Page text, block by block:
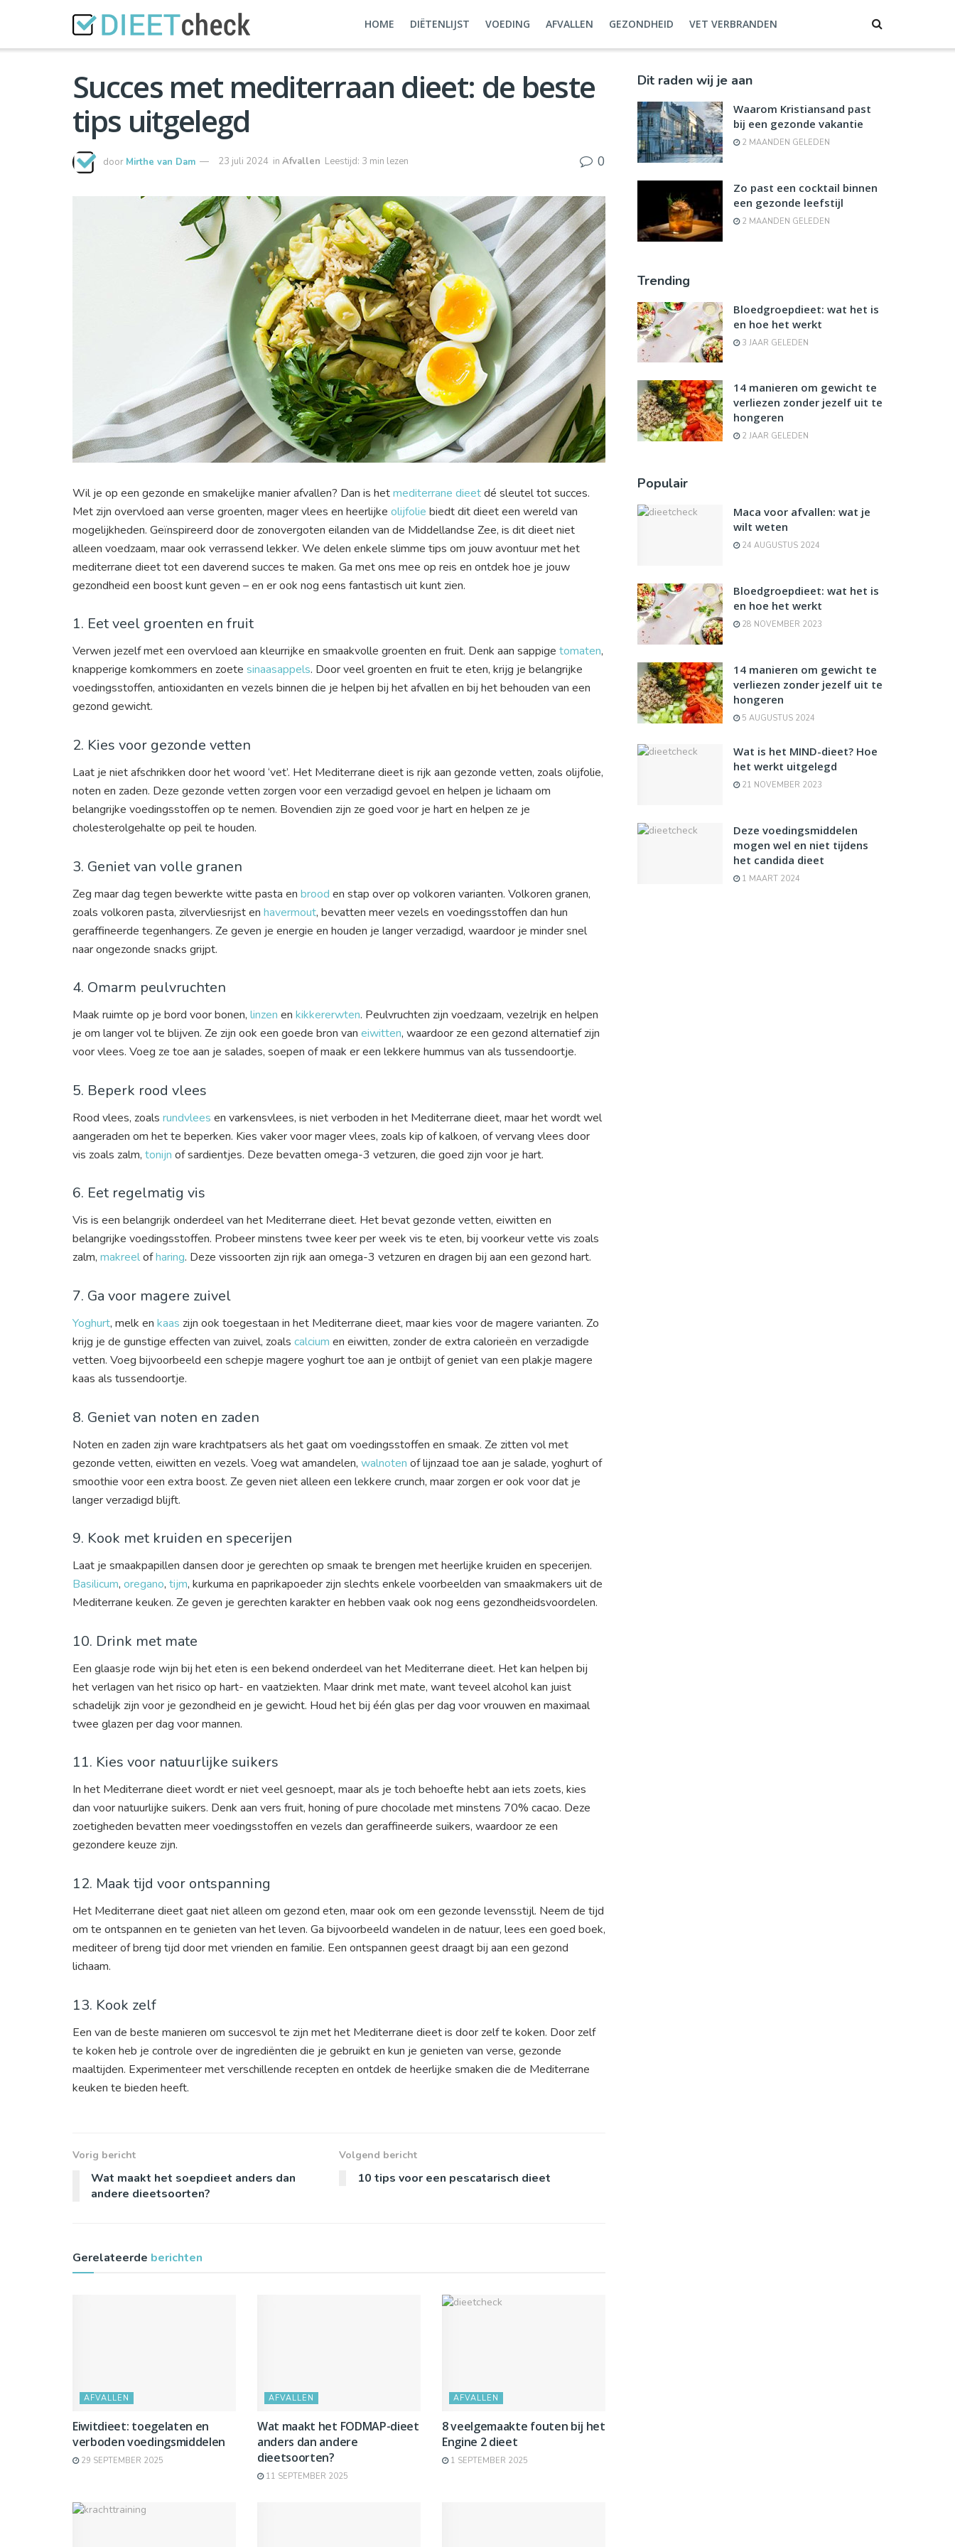
HOME DIËTENLIJST VOEDING AFVALLEN GEZONDHEID VET VERBRANDEN
Succes met mediterraan dieet: de beste
tips uitgelegd
door Mirthe van Dam 23 juli 2024 in Afvallen Leestijd: 3 min lezen 0
Wil je op een gezonde en smakelijke manier afvallen? Dan is hetmediterrane dieetdé sleutel tot succes.
Met zijn overvloed aan verse groenten, mager vlees en heerlijke olijfolie biedt dit dieet een wereld van
mogelijkheden. Geïnspireerd door de zonovergoten eilanden van de Middellandse Zee, is dit dieet niet
alleen voedzaam, maar ook verrassend lekker. We delen enkele slimme tips om jouw avontuur met het
mediterrane dieet tot een daverend succes te maken. Ga met ons mee op reis en ontdek hoe je jouw
gezondheid een boost kunt geven – en er ook nog eens fantastisch uit kunt zien.
1. Eet veel groenten en fruit
Verwen jezelf met een overvloed aan kleurrijke en smaakvolle groenten en fruit. Denk aan sappige tomaten,
knapperige komkommers en zoete sinaasappels. Door veel groenten en fruit te eten, krijg je belangrijke
voedingsstoffen, antioxidanten en vezels binnen die je helpen bij het afvallen en bij het behouden van een
gezond gewicht.
2. Kies voor gezonde vetten
Laat je niet afschrikken door het woord ‘vet’. Het Mediterrane dieet is rijk aan gezonde vetten, zoals olijfolie,
noten en zaden. Deze gezonde vetten zorgen voor een verzadigd gevoel en helpen je lichaam om
belangrijke voedingsstoffen op te nemen. Bovendien zijn ze goed voor je hart en helpen ze je
cholesterolgehalte op peil te houden.
3. Geniet van volle granen
Zeg maar dag tegen bewerkte witte pasta en brood en stap over op volkoren varianten. Volkoren granen,
zoals volkoren pasta, zilvervliesrijst en havermout, bevatten meer vezels en voedingsstoffen dan hun
geraffineerde tegenhangers. Ze geven je energie en houden je langer verzadigd, waardoor je minder snel
naar ongezonde snacks grijpt.
4. Omarm peulvruchten
Maak ruimte op je bord voor bonen, linzen en kikkererwten. Peulvruchten zijn voedzaam, vezelrijk en helpen
je om langer vol te blijven. Ze zijn ook een goede bron van eiwitten, waardoor ze een gezond alternatief zijn
voor vlees. Voeg ze toe aan je salades, soepen of maak er een lekkere hummus van als tussendoortje.
5. Beperk rood vlees
Rood vlees, zoals rundvlees en varkensvlees, is niet verboden in het Mediterrane dieet, maar het wordt wel
aangeraden om het te beperken. Kies vaker voor mager vlees, zoals kip of kalkoen, of vervang vlees door
vis zoals zalm, tonijn of sardientjes. Deze bevatten omega-3 vetzuren, die goed zijn voor je hart.
6. Eet regelmatig vis
Vis is een belangrijk onderdeel van het Mediterrane dieet. Het bevat gezonde vetten, eiwitten en
belangrijke voedingsstoffen. Probeer minstens twee keer per week vis te eten, bij voorkeur vette vis zoals
zalm, makreelofharing. Deze vissoorten zijn rijk aan omega-3 vetzuren en dragen bij aan een gezond hart.
7. Ga voor magere zuivel
Yoghurt, melk en kaas zijn ook toegestaan in het Mediterrane dieet, maar kies voor de magere varianten. Zo
krijg je de gunstige effecten van zuivel, zoals calcium en eiwitten, zonder de extra calorieën en verzadigde
vetten. Voeg bijvoorbeeld een schepje magere yoghurt toe aan je ontbijt of geniet van een plakje magere
kaas als tussendoortje.
8. Geniet van noten en zaden
Noten en zaden zijn ware krachtpatsers als het gaat om voedingsstoffen en smaak. Ze zitten vol met
gezonde vetten, eiwitten en vezels. Voeg wat amandelen, walnoten of lijnzaad toe aan je salade, yoghurt of
smoothie voor een extra boost. Ze geven niet alleen een lekkere crunch, maar zorgen er ook voor dat je
langer verzadigd blijft.
9. Kook met kruiden en specerijen
Laat je smaakpapillen dansen door je gerechten op smaak te brengen met heerlijke kruiden en specerijen.
Basilicum, oregano, tijm, kurkuma en paprikapoeder zijn slechts enkele voorbeelden van smaakmakers uit de
Mediterrane keuken. Ze geven je gerechten karakter en hebben vaak ook nog eens gezondheidsvoordelen.
10. Drink met mate
Een glaasje rode wijn bij het eten is een bekend onderdeel van het Mediterrane dieet. Het kan helpen bij
het verlagen van het risico op hart- en vaatziekten. Maar drink met mate, want teveel alcohol kan juist
schadelijk zijn voor je gezondheid en je gewicht. Houd het bij één glas per dag voor vrouwen en maximaal
twee glazen per dag voor mannen.
11. Kies voor natuurlijke suikers
In het Mediterrane dieet wordt er niet veel gesnoept, maar als je toch behoefte hebt aan iets zoets, kies
dan voor natuurlijke suikers. Denk aan vers fruit, honing of pure chocolade met minstens 70% cacao. Deze
zoetigheden bevatten meer voedingsstoffen en vezels dan geraffineerde suikers, waardoor ze een
gezondere keuze zijn.
12. Maak tijd voor ontspanning
Het Mediterrane dieet gaat niet alleen om gezond eten, maar ook om een gezonde levensstijl. Neem de tijd
om te ontspannen en te genieten van het leven. Ga bijvoorbeeld wandelen in de natuur, lees een goed boek,
mediteer of breng tijd door met vrienden en familie. Een ontspannen geest draagt bij aan een gezond
lichaam.
13. Kook zelf
Een van de beste manieren om succesvol te zijn met het Mediterrane dieet is door zelf te koken. Door zelf
te koken heb je controle over de ingrediënten die je gebruikt en kun je genieten van verse, gezonde
maaltijden. Experimenteer met verschillende recepten en ontdek de heerlijke smaken die de Mediterrane
keuken te bieden heeft.
Vorig bericht
Wat maakt het soepdieet anders dan
andere dieetsoorten?
Volgend bericht
10 tips voor een pescatarisch dieet
Gerelateerde berichten
AFVALLEN
Eiwitdieet: toegelaten en
verboden voedingsmiddelen
29 SEPTEMBER 2025
AFVALLEN
Wat maakt het FODMAP-dieet
anders dan andere
dieetsoorten?
11 SEPTEMBER 2025
AFVALLEN
8 veelgemaakte fouten bij het
Engine 2 dieet
1 SEPTEMBER 2025
Dit raden wij je aan
Waarom Kristiansand past
bij een gezonde vakantie
2 MAANDEN GELEDEN
Zo past een cocktail binnen
een gezonde leefstijl
2 MAANDEN GELEDEN
Trending
Bloedgroepdieet: wat het is
en hoe het werkt
3 JAAR GELEDEN
14 manieren om gewicht te
verliezen zonder jezelf uit te
hongeren
2 JAAR GELEDEN
Populair
Maca voor afvallen: wat je
wilt weten
24 AUGUSTUS 2024
Bloedgroepdieet: wat het is
en hoe het werkt
28 NOVEMBER 2023
14 manieren om gewicht te
verliezen zonder jezelf uit te
hongeren
5 AUGUSTUS 2024
Wat is het MIND-dieet? Hoe
het werkt uitgelegd
21 NOVEMBER 2023
Deze voedingsmiddelen
mogen wel en niet tijdens
het candida dieet
1 MAART 2024